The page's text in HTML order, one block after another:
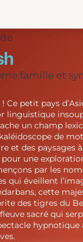
famille et
Ce petit pays
linguistique
un champ
de
et des paysages
une
par les
qui éveillent
cette
des tigres du
sacré qui
hypnotique
cookies